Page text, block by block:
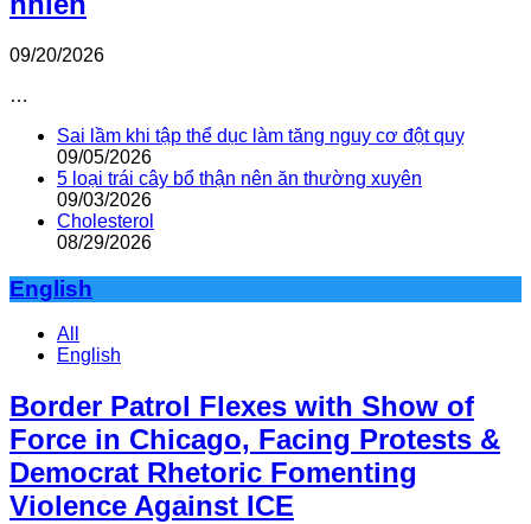
09/20/2026
…
Sai lầm khi tập thể dục làm tăng nguy cơ đột quỵ
09/05/2026
5 loại trái cây bổ thận nên ăn thường xuyên
09/03/2026
Cholesterol
08/29/2026
English
All
English
Border Patrol Flexes with Show of
Force in Chicago, Facing Protests &
Democrat Rhetoric Fomenting
Violence Against ICE